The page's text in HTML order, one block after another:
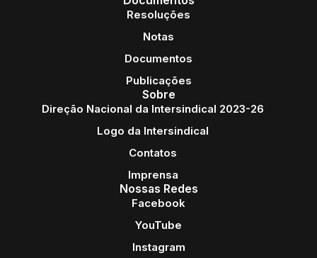
Resoluções
Notas
Documentos
Publicações
Sobre
Direção Nacional da Intersindical 2023-26
Logo da Intersindical
Contatos
Imprensa
Nossas Redes
Facebook
YouTube
Instagram